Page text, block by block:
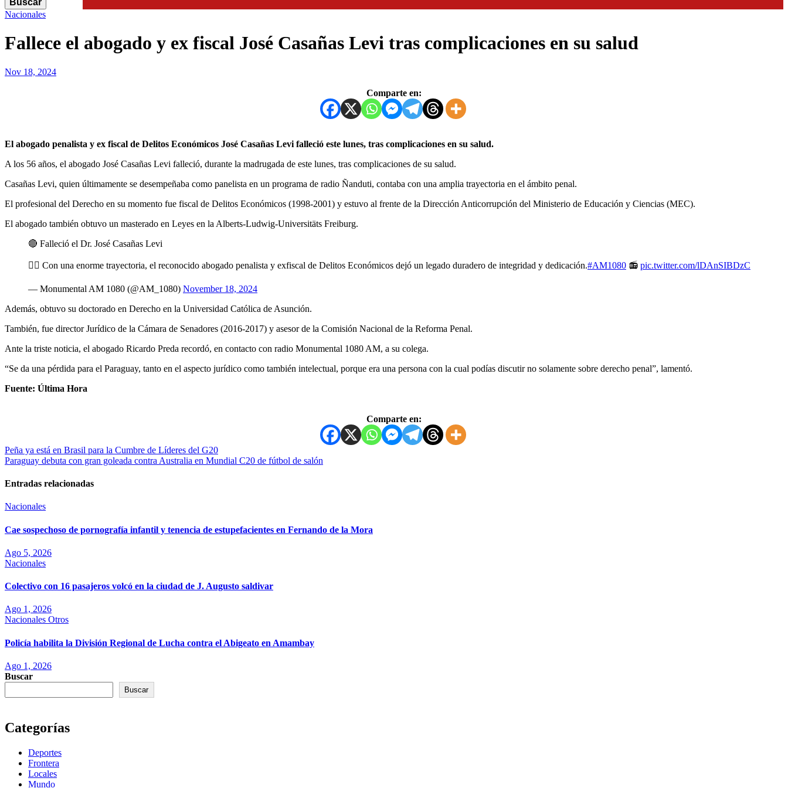
Buscar
Search
Nacionales
Fallece el abogado y ex fiscal José Casañas Levi tras complicaciones en su salud
Nov 18, 2024
Comparte en:
El abogado penalista y ex fiscal de Delitos Económicos José Casañas Levi falleció este lunes, tras complicaciones en su salud.
A los 56 años, el abogado José Casañas Levi falleció, durante la madrugada de este lunes, tras complicaciones de su salud.
Casañas Levi, quien últimamente se desempeñaba como panelista en un programa de radio Ñanduti, contaba con una amplia trayectoria en el ámbito penal.
El profesional del Derecho en su momento fue fiscal de Delitos Económicos (1998-2001) y estuvo al frente de la Dirección Anticorrupción del Ministerio de Educación y Ciencias (MEC).
El abogado también obtuvo un masterado en Leyes en la Alberts-Ludwig-Universitäts Freiburg.
🔴 Falleció el Dr. José Casañas Levi
👉🏼 Con una enorme trayectoria, el reconocido abogado penalista y exfiscal de Delitos Económicos dejó un legado duradero de integridad y dedicación.#AM1080 📻 pic.twitter.com/lDAnSIBDzC
— Monumental AM 1080 (@AM_1080) November 18, 2024
Además, obtuvo su doctorado en Derecho en la Universidad Católica de Asunción.
También, fue director Jurídico de la Cámara de Senadores (2016-2017) y asesor de la Comisión Nacional de la Reforma Penal.
Ante la triste noticia, el abogado Ricardo Preda recordó, en contacto con radio Monumental 1080 AM, a su colega.
“Se da una pérdida para el Paraguay, tanto en el aspecto jurídico como también intelectual, porque era una persona con la cual podías discutir no solamente sobre derecho penal”, lamentó.
Fuente: Última Hora
Comparte en:
Navegación
de
entradas
Peña ya está en Brasil para la Cumbre de Líderes del G20
Paraguay debuta con gran goleada contra Australia en Mundial C20 de fútbol de salón
Entradas relacionadas
Nacionales
Cae sospechoso de pornografía infantil y tenencia de estupefacientes en Fernando de la Mora
Ago 5, 2026
Nacionales
Colectivo con 16 pasajeros volcó en la ciudad de J. Augusto saldivar
Ago 1, 2026
Nacionales Otros
Policía habilita la División Regional de Lucha contra el Abigeato en Amambay
Ago 1, 2026
Buscar
Buscar
Categorías
Deportes
Frontera
Locales
Mundo